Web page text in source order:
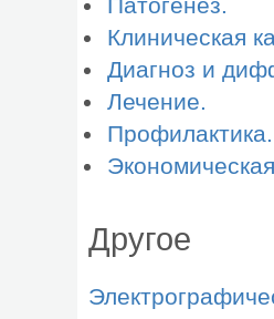
Клиническая
Диагноз и
Лечение.
Профилактика.
Другое